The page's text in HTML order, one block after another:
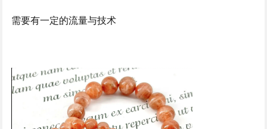
需要有一定的流量与技术